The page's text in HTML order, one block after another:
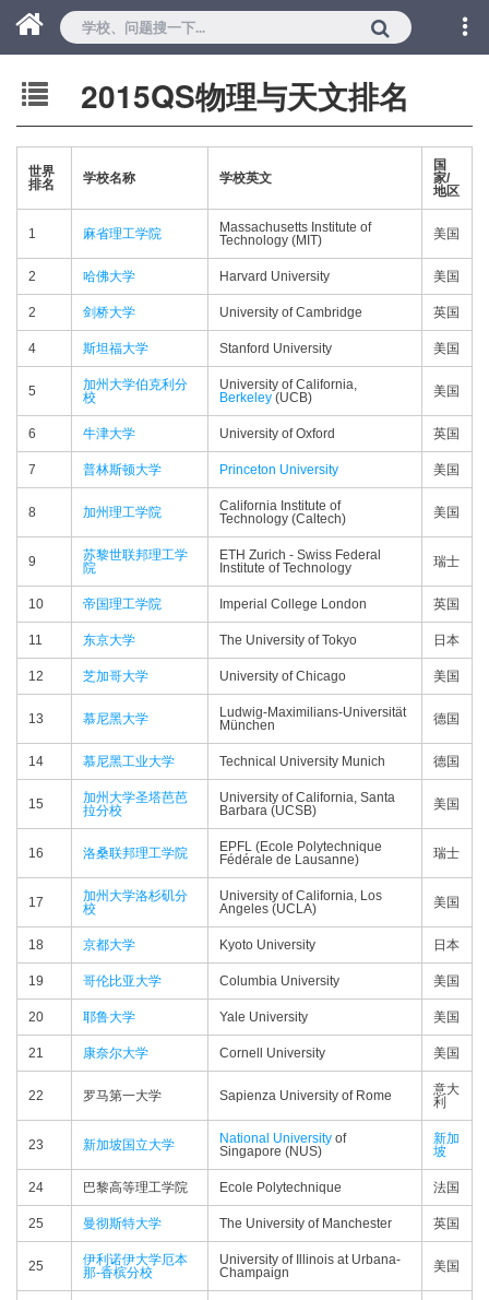
2015QS物理与天文排名
世界
排名
学校名称 学校英文
国
家/
地区
1 麻省理工学院
Massachusetts Institute of
Technology (MIT)
美国
2 哈佛大学 Harvard University 美国
2 剑桥大学 University of Cambridge 英国
4 斯坦福大学 Stanford University 美国
5
加州大学伯克利分
校
University of California,
Berkeley (UCB) 美国
6 牛津大学 University of Oxford 英国
7 普林斯顿大学 Princeton University 美国
8 加州理工学院
California Institute of
Technology (Caltech)
美国
9
苏黎世联邦理工学
院
ETH Zurich - Swiss Federal
Institute of Technology
瑞士
10 帝国理工学院 Imperial College London 英国
11 东京大学 The University of Tokyo 日本
12 芝加哥大学 University of Chicago 美国
13 慕尼黑大学
Ludwig-Maximilians-Universität
München
德国
14 慕尼黑工业大学 Technical University Munich 德国
15
加州大学圣塔芭芭
拉分校
University of California, Santa
Barbara (UCSB)
美国
16 洛桑联邦理工学院
EPFL (Ecole Polytechnique
Fédérale de Lausanne)
瑞士
17
加州大学洛杉矶分
校
University of California, Los
Angeles (UCLA)
美国
18 京都大学 Kyoto University 日本
19 哥伦比亚大学 Columbia University 美国
20 耶鲁大学 Yale University 美国
21 康奈尔大学 Cornell University 美国
22 罗马第一大学 Sapienza University of Rome
意大
利
23 新加坡国立大学 National University of
Singapore (NUS)
新加
坡
24 巴黎高等理工学院 Ecole Polytechnique 法国
25 曼彻斯特大学 The University of Manchester 英国
25
伊利诺伊大学厄本
那-香槟分校
University of Illinois at Urbana-
Champaign
美国